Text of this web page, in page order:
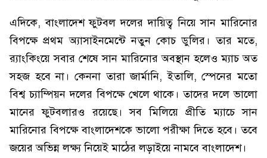
এদিকে, বাংলাদেশ ফুটবল দলের দায়িত্ব নিয়ে সান মারিনোর
বিপক্ষে প্রথম অ্যাসাইনমেন্টে নতুন কোচ ডুলির। তার মতে,
র‌্যাংকিংয়ে সবার শেষে সান মারিনোর অবস্থান হলেও ম্যাচ অত
সহজ হবে না। কেননা তারা জার্মানি, ইতালি, স্পেনের মতো
বিশ্ব চ্যাম্পিয়ন দলের বিপক্ষে খেলে থাকে। তাদের দলে ভালো
মানের ফুটবলারও রয়েছে। সব মিলিয়ে প্রীতি ম্যাচে সান
মারিনোর বিপক্ষে বাংলাদেশকে ভালো পরীক্ষা দিতে হবে। তবে
জয়ের অভিন্ন লক্ষ্য নিয়েই মাঠের লড়াইয়ে নামবে বাংলাদেশ।